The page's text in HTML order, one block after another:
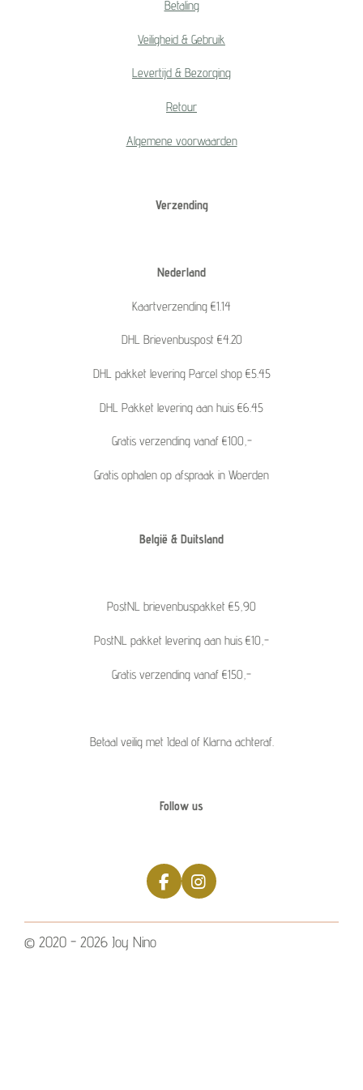
Betaling
Veiligheid & Gebruik
Levertijd & Bezorging
Retour
Algemene voorwaarden
Verzending
Nederland
Kaartverzending €1.14
DHL Brievenbuspost €4.20
DHL pakket levering Parcel shop €5.45
DHL Pakket levering aan huis €6.45
Gratis verzending vanaf €100,-
Gratis ophalen op afspraak in Woerden
België & Duitsland
PostNL brievenbuspakket €5,90
PostNL pakket levering aan huis €10,-
Gratis verzending vanaf €150,-
Betaal veilig met Ideal of Klarna achteraf.
Follow us
F
a
c
I
n
s
© 2020 - 2026 Joy Nino